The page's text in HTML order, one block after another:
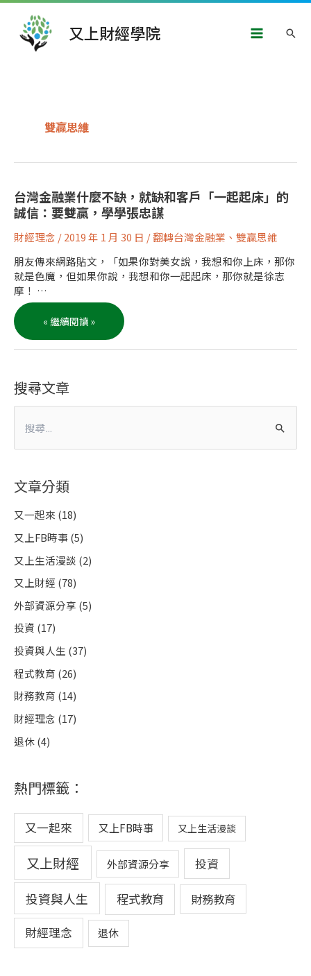
跳
又上財經學院
Menu搜
雙贏思維
台灣金融業什麼不缺，就缺和客戶「一起起床」的
誠信：要雙贏，學學張忠謀
財經理念 /2019 年 1 月 30 日 /翻轉台灣金融業 、 雙贏思維
朋友傳來網路貼文，「如果你對美女說，我想和你上床，那你
就是色魔，但如果你說，我想和你一起起床，那你就是徐志
摩！ …
台
灣
金
融
什
麼
不
缺，
就
缺
和
客
「一
起
的
要
雙
贏，
學
張
忠
« 繼續閱讀 »
搜尋文章
尋
鍵
字
:
文章分類
又一起來 (18)
又上FB時事(5)
又上生活漫談 (2)
又上財經 (78)
外部資源分享 (5)
投資 (17)
投資與人生 (37)
程式教育 (26)
財務教育 (14)
財經理念 (17)
退休(4)
熱門標籤：
又一起來 又上FB時事 又上生活漫談
又上財經 外部資源分享 投資
投資與人生 程式教育 財務教育
財經理念 退休